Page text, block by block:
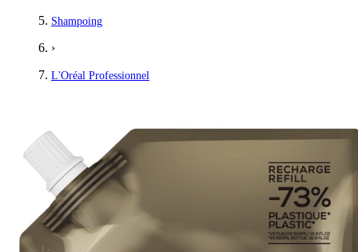
Shampoing
›
L'Oréal Professionnel